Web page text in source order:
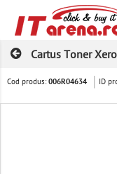
Cartus Toner
Cod produs:006R04634 ID